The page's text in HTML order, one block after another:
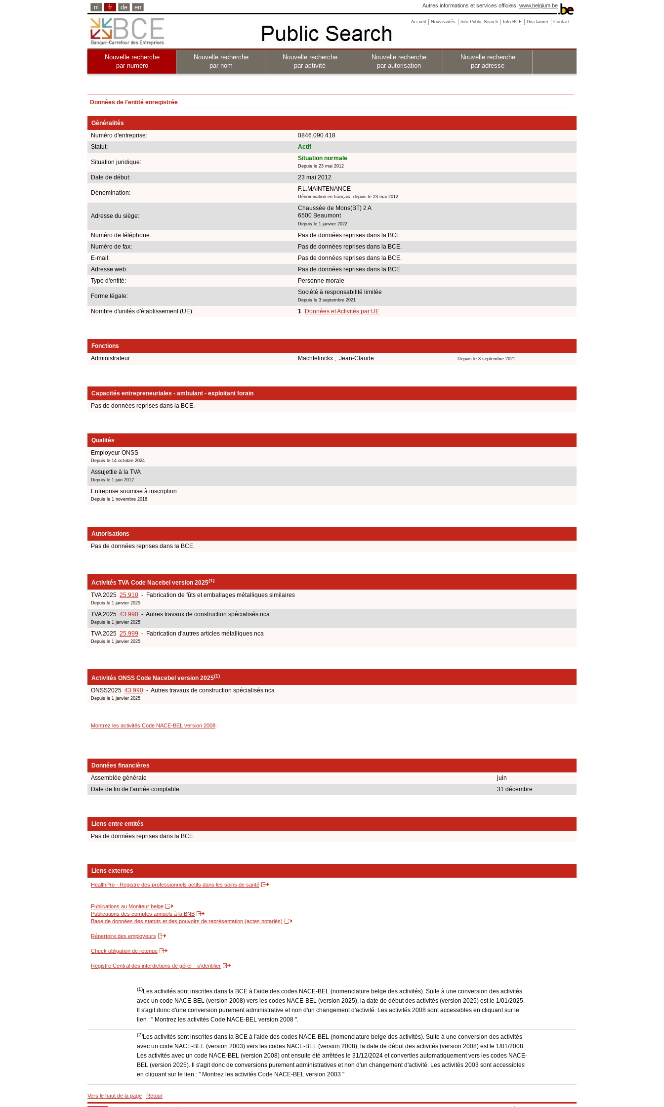
nl fr de en Autres informations et services officiels: www.belgium.be
Accueil Nouveautés Info Public Search Info BCE Disclaimer Contact
Nouvelle recherche
par numéro
Nouvelle recherche
par nom
Nouvelle recherche
par activité
Nouvelle recherche
par autorisation
Nouvelle recherche
par adresse
Données de l'entité enregistrée
Généralités
Numéro d'entreprise:
0846.090.418
Statut:
Actif
Situation juridique:
Situation normale
Depuis le 23 mai 2012
Date de début: 23 mai 2012
Dénomination:
F.L.MAINTENANCE
Dénomination en français, depuis le 23 mai 2012
Adresse du siège:
Chaussée de Mons(BT) 2 A
6500 Beaumont
Depuis le 1 janvier 2022
Numéro de téléphone:
Pas de données reprises dans la BCE.
Numéro de fax:
Pas de données reprises dans la BCE.
E-mail:
Pas de données reprises dans la BCE.
Adresse web:
Pas de données reprises dans la BCE.
Type d'entité:
Personne morale
Forme légale:
Société à responsabilité limitée
Depuis le 3 septembre 2021
Nombre d'unités d'établissement (UE): 1 Données et Activités par UE
Fonctions
Administrateur
Machtelinckx , Jean-Claude Depuis le 3 septembre 2021
Capacités entrepreneuriales - ambulant - exploitant forain
Pas de données reprises dans la BCE.
Qualités
Employeur ONSS
Depuis le 14 octobre 2024
Assujettie à la TVA
Depuis le 1 juin 2012
Entreprise soumise à inscription
Depuis le 1 novembre 2018
Autorisations
Pas de données reprises dans la BCE.
Activités TVA Code Nacebel version 2025(1)
TVA 2025 25.910 - Fabrication de fûts et emballages métalliques similaires
Depuis le 1 janvier 2025
TVA 2025 43.990 - Autres travaux de construction spécialisés nca
Depuis le 1 janvier 2025
TVA 2025 25.999 - Fabrication d'autres articles métalliques nca
Depuis le 1 janvier 2025
Activités ONSS Code Nacebel version 2025(1)
ONSS2025 43.990 - Autres travaux de construction spécialisés nca
Depuis le 1 janvier 2025
Montrez les activités Code NACE-BEL version 2008
Données financières
Assemblée générale
juin
Date de fin de l'année comptable
31 décembre
Liens entre entités
Pas de données reprises dans la BCE.
Liens externes
HealthPro - Registre des professionnels actifs dans les soins de santé
Publications au Moniteur belge
Publications des comptes annuels à la BNB
Base de données des statuts et des pouvoirs de représentation (actes notariés)
Répertoire des employeurs
Check obligation de retenue
Registre Central des interdictions de gérer - s'identifier
(1)Les activités sont inscrites dans la BCE à l'aide des codes NACE-BEL (nomenclature belge des activités). Suite à une conversion des activités
avec un code NACE-BEL (version 2008) vers les codes NACE-BEL (version 2025), la date de début des activités (version 2025) est le 1/01/2025.
Il s'agit donc d'une conversion purement administrative et non d'un changement d'activité. Les activités 2008 sont accessibles en cliquant sur le
lien : " Montrez les activités Code NACE-BEL version 2008 ".
(2)Les activités sont inscrites dans la BCE à l'aide des codes NACE-BEL (nomenclature belge des activités). Suite à une conversion des activités
avec un code NACE-BEL (version 2003) vers les codes NACE-BEL (version 2008), la date de début des activités (version 2008) est le 1/01/2008.
Les activités avec un code NACE-BEL (version 2008) ont ensuite été arrêtées le 31/12/2024 et converties automatiquement vers les codes NACE-
BEL (version 2025). Il s'agit donc de conversions purement administratives et non d'un changement d'activité. Les activités 2003 sont accessibles
en cliquant sur le lien : " Montrez les activités Code NACE-BEL version 2003 ".
Vers le haut de la page Retour